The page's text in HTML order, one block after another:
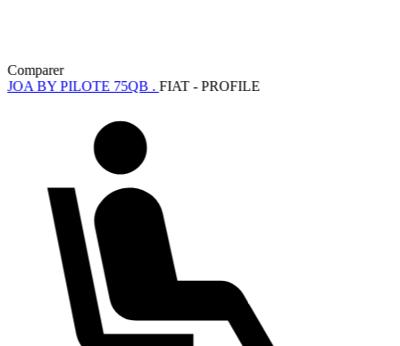
Comparer
JOA BY PILOTE 75QB . FIAT - PROFILE